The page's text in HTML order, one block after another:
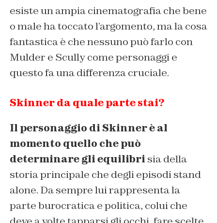
esiste un ampia cinematografia che bene
o male ha toccato l’argomento, ma la cosa
fantastica è che nessuno può farlo con
Mulder e Scully come personaggi e
questo fa una differenza cruciale.
Skinner da quale parte stai?
Il personaggio di Skinner è al
momento quello che può
determinare gli equilibri sia della
storia principale che degli episodi stand
alone. Da sempre lui rappresenta la
parte burocratica e politica, colui che